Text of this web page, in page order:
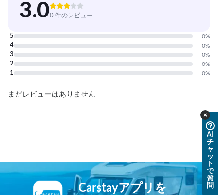
3.00 件のレビュー
5 0%
4 0%
3 0%
2 0%
1 0%
まだレビューはありません
AI
チ
ャ
ッ
ト
で
質
問
Carstayアプリを